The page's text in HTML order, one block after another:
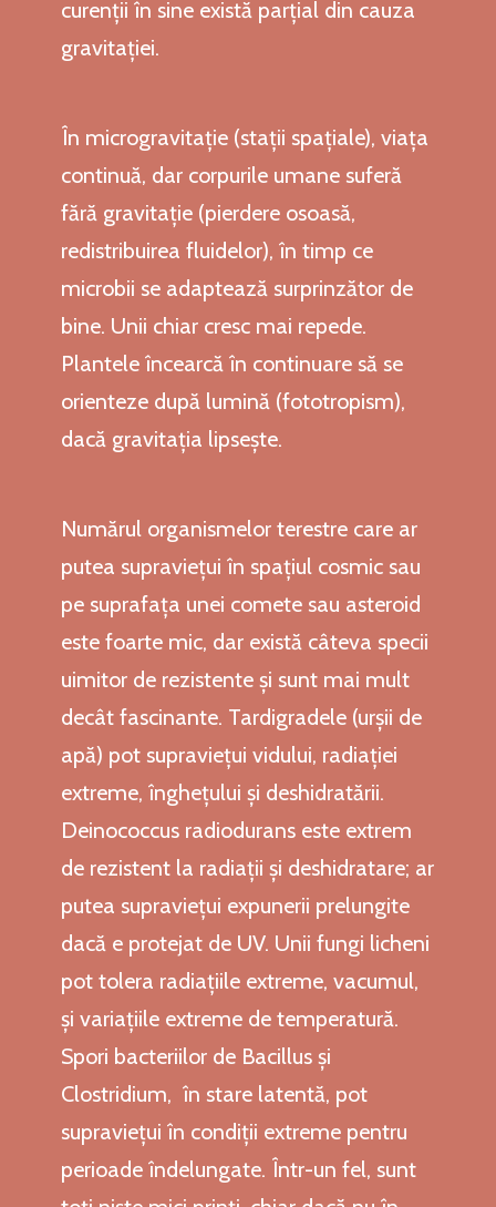
curenții în sine există parțial din cauza
gravitației.
În microgravitație (stații spațiale), viața
continuă, dar corpurile umane suferă
fără gravitație (pierdere osoasă,
redistribuirea fluidelor), în timp ce
microbii se adaptează surprinzător de
bine. Unii chiar cresc mai repede.
Plantele încearcă în continuare să se
orienteze după lumină (fototropism),
dacă gravitația lipsește.
Numărul organismelor terestre care ar
putea supraviețui în spațiul cosmic sau
pe suprafața unei comete sau asteroid
este foarte mic, dar există câteva specii
uimitor de rezistente și sunt mai mult
decât fascinante. Tardigradele (urșii de
apă) pot supraviețui vidului, radiației
extreme, înghețului și deshidratării.
Deinococcus radiodurans este extrem
de rezistent la radiații și deshidratare; ar
putea supraviețui expunerii prelungite
dacă e protejat de UV. Unii fungi licheni
pot tolera radiațiile extreme, vacumul,
și variațiile extreme de temperatură.
Spori bacteriilor de Bacillus și
Clostridium, în stare latentă, pot
supraviețui în condiții extreme pentru
perioade îndelungate. Într-un fel, sunt